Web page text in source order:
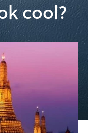
cool?